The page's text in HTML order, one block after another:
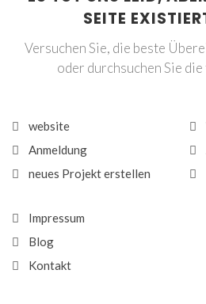
SEITE
Versuchen Sie, die beste
oder durchsuchen Sie
website
Anmeldung
neues Projekt erstellen
Impressum
Blog
Kontakt